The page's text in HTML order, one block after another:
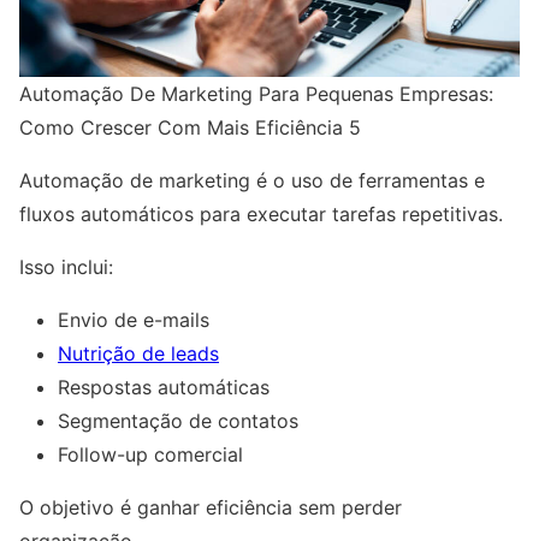
Automação De Marketing Para Pequenas Empresas:
Como Crescer Com Mais Eficiência 5
Automação de marketing é o uso de ferramentas e
fluxos automáticos para executar tarefas repetitivas.
Isso inclui:
Envio de e-mails
Nutrição de leads
Respostas automáticas
Segmentação de contatos
Follow-up comercial
O objetivo é ganhar eficiência sem perder